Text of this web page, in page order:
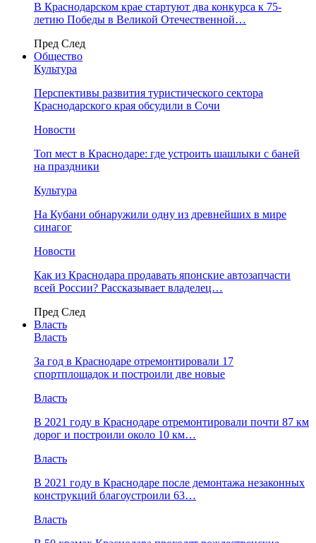
В Краснодарском крае стартуют два конкурса к 75-
летию Победы в Великой Отечественной…
Пред След
Общество
Культура
Перспективы развития туристического сектора
Краснодарского края обсудили в Сочи
Новости
Топ мест в Краснодаре: где устроить шашлыки с баней
на праздники
Культура
На Кубани обнаружили одну из древнейших в мире
синагог
Новости
Как из Краснодара продавать японские автозапчасти
всей России? Рассказывает владелец…
Пред След
Власть
Власть
За год в Краснодаре отремонтировали 17
спортплощадок и построили две новые
Власть
В 2021 году в Краснодаре отремонтировали почти 87 км
дорог и построили около 10 км…
Власть
В 2021 году в Краснодаре после демонтажа незаконных
конструкций благоустроили 63…
Власть